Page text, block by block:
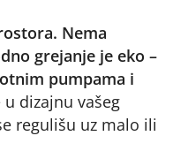
Nema
grejanje je eko –
pumpama i
dizajnu vašeg
regulišu uz malo ili